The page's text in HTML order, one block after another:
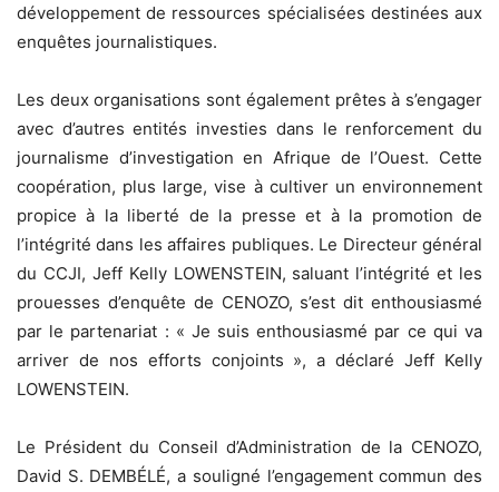
développement de ressources spécialisées destinées aux
enquêtes journalistiques.
Les deux organisations sont également prêtes à s’engager
avec d’autres entités investies dans le renforcement du
journalisme d’investigation en Afrique de l’Ouest. Cette
coopération, plus large, vise à cultiver un environnement
propice à la liberté de la presse et à la promotion de
l’intégrité dans les affaires publiques. Le Directeur général
du CCJI, Jeff Kelly LOWENSTEIN, saluant l’intégrité et les
prouesses d’enquête de CENOZO, s’est dit enthousiasmé
par le partenariat : « Je suis enthousiasmé par ce qui va
arriver de nos efforts conjoints », a déclaré Jeff Kelly
LOWENSTEIN.
Le Président du Conseil d’Administration de la CENOZO,
David S. DEMBÉLÉ, a souligné l’engagement commun des